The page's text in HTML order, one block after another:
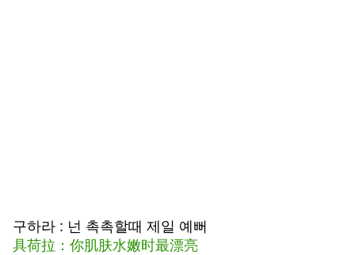
구하라 : 넌 촉촉할때 제일 예뻐
具荷拉：你肌肤水嫩时最漂亮